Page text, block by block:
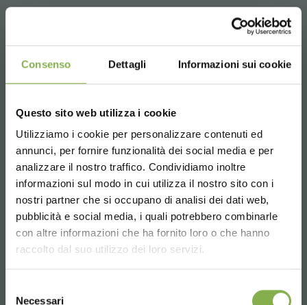
Consenso Dettagli Informazioni sui cookie
Questo sito web utilizza i cookie
Utilizziamo i cookie per personalizzare contenuti ed
annunci, per fornire funzionalità dei social media e per
analizzare il nostro traffico. Condividiamo inoltre
informazioni sul modo in cui utilizza il nostro sito con i
nostri partner che si occupano di analisi dei dati web,
pubblicità e social media, i quali potrebbero combinarle
con altre informazioni che ha fornito loro o che hanno
raccolto dal suo utilizzo dei loro servizi.
Necessari
Choose the country you are in and your
language for a better browsing experience
KUNDENDIENST
Whatsapp
Anfrage Informationen
+39 3457719939
TAUCHE EIN IN UNSERE
WELT!
Ein kleines Geschenk für dich...
5 % Rabattauf deine erste Bestellung *
2 % Rabatt immerauf tutti deine
zukünftigen Einkäufe *
ab einem Bestellwert